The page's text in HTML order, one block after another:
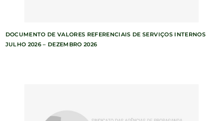
DOCUMENTO DE VALORES REFERENCIAIS DE SERVIÇOS INTERNOS
JULHO 2026 – DEZEMBRO 2026